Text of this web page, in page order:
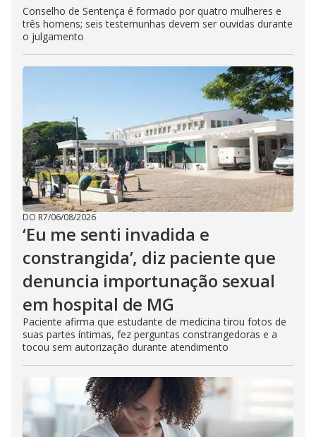
Conselho de Sentença é formado por quatro mulheres e
três homens; seis testemunhas devem ser ouvidas durante
o julgamento
DO R7/06/08/2026
‘Eu me senti invadida e
constrangida’, diz paciente que
denuncia importunação sexual
em hospital de MG
Paciente afirma que estudante de medicina tirou fotos de
suas partes íntimas, fez perguntas constrangedoras e a
tocou sem autorização durante atendimento